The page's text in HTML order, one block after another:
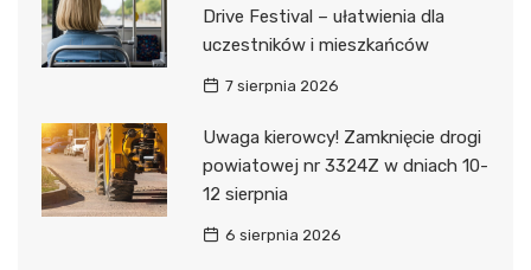
Drive Festival – ułatwienia dla
uczestników i mieszkańców
7 sierpnia 2026
Uwaga kierowcy! Zamknięcie drogi
powiatowej nr 3324Z w dniach 10-
12 sierpnia
6 sierpnia 2026